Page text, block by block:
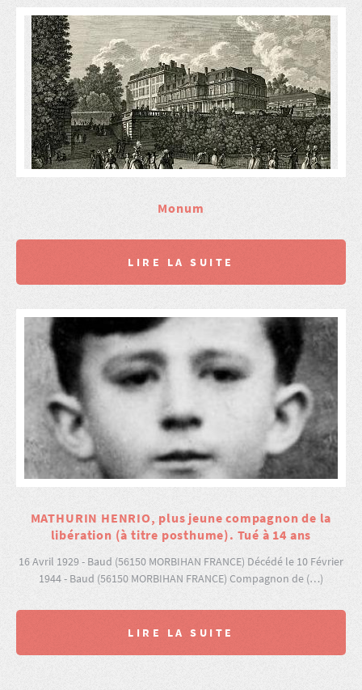
Monum
LIRE LA SUITE
MATHURIN HENRIO, plus jeune compagnon de la
libération (à titre posthume). Tué à 14 ans
16 Avril 1929 - Baud (56150 MORBIHAN FRANCE) Décédé le 10 Février
1944 - Baud (56150 MORBIHAN FRANCE) Compagnon de (…)
LIRE LA SUITE